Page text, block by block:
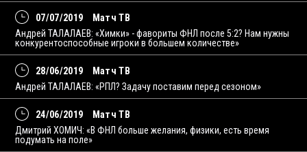
07/07/2019
Матч ТВ
Андрей ТАЛАЛАЕВ: «Химки» - фавориты ФНЛ после 5:2? Нам нужны
конкурентоспособные игроки в большем количестве»
28/06/2019
Матч ТВ
Андрей ТАЛАЛАЕВ: «РПЛ? Задачу поставим перед сезоном»
24/06/2019
Матч ТВ
Дмитрий ХОМИЧ: «В ФНЛ больше желания, физики, есть время
подумать на поле»